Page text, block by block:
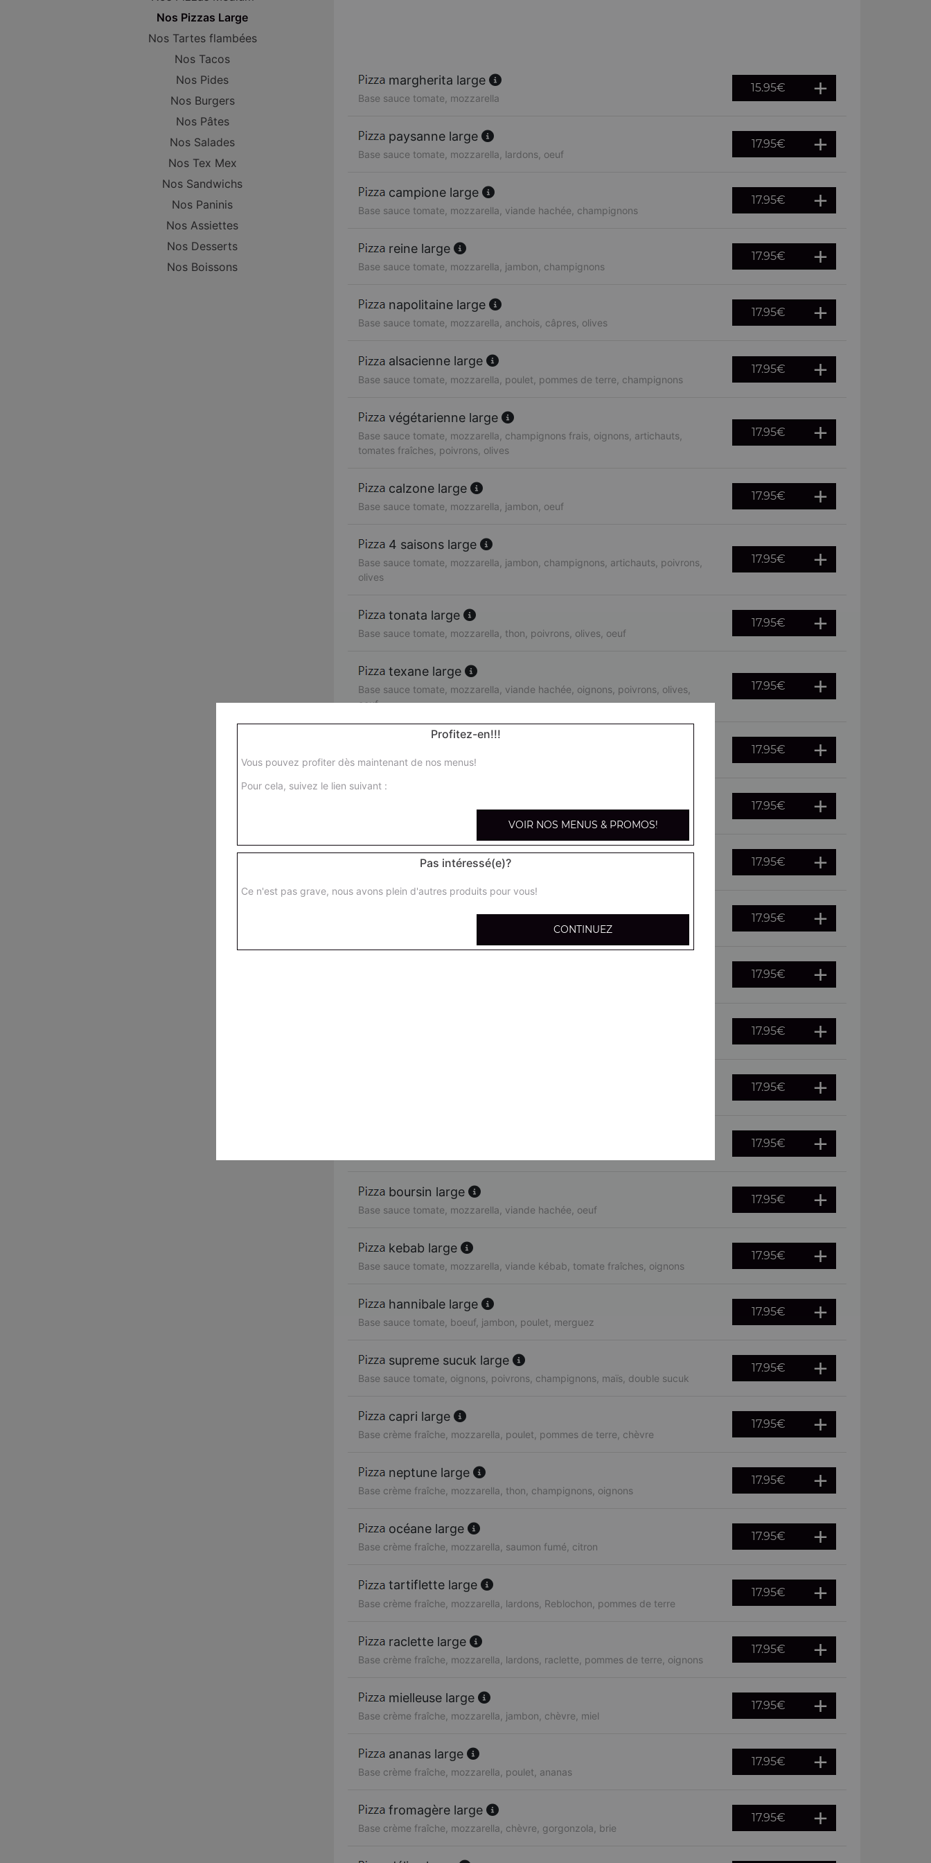
Nos Pizzas Large
Nos Tartes flambées
Nos Tacos
Nos Pides
Nos Burgers
Nos Pâtes
Nos Salades
Nos Tex Mex
Nos Sandwichs
Nos Paninis
Nos Assiettes
Nos Desserts
Nos Boissons
margherita large
Base sauce tomate, mozzarella
15.95€
paysanne large
Base sauce tomate, mozzarella, lardons, oeuf
17.95€
campione large
Base sauce tomate, mozzarella, viande hachée, champignons
17.95€
reine large
Base sauce tomate, mozzarella, jambon, champignons
17.95€
napolitaine large
Base sauce tomate, mozzarella, anchois, câpres, olives
17.95€
alsacienne large
Base sauce tomate, mozzarella, poulet, pommes de terre, champignons
17.95€
végétarienne large
Base sauce tomate, mozzarella, champignons frais, oignons, artichauts,
tomates fraîches, poivrons, olives
17.95€
calzone large
Base sauce tomate, mozzarella, jambon, oeuf
17.95€
4 saisons large
Base sauce tomate, mozzarella, jambon, champignons, artichauts, poivrons,
olives
17.95€
tonata large
Base sauce tomate, mozzarella, thon, poivrons, olives, oeuf
17.95€
texane large
Base sauce tomate, mozzarella, viande hachée, oignons, poivrons, olives,
oeuf
17.95€
orientale large
Base sauce tomate, mozzarella, merguez, poivrons, olives, oeuf
17.95€
17.95€
fruits de mer large
Base sauce tomate, mozzarella, cocktail de fruits de mer, citron
17.95€
arménienne large
Base sauce tomate, mozzarella, pepperoni, feta, tomates fraîches
17.95€
17.95€
17.95€
17.95€
17.95€
boursin large
Base sauce tomate, mozzarella, viande hachée, oeuf
17.95€
kebab large
Base sauce tomate, mozzarella, viande kébab, tomate fraîches, oignons
17.95€
hannibale large
Base sauce tomate, boeuf, jambon, poulet, merguez
17.95€
supreme sucuk large
Base sauce tomate, oignons, poivrons, champignons, maïs, double sucuk
17.95€
capri large
Base crème fraîche, mozzarella, poulet, pommes de terre, chèvre
17.95€
neptune large
Base crème fraîche, mozzarella, thon, champignons, oignons
17.95€
océane large
Base crème fraîche, mozzarella, saumon fumé, citron
17.95€
tartiflette large
Base crème fraîche, mozzarella, lardons, Reblochon, pommes de terre
17.95€
raclette large
Base crème fraîche, mozzarella, lardons, raclette, pommes de terre, oignons
17.95€
mielleuse large
Base crème fraîche, mozzarella, jambon, chèvre, miel
17.95€
ananas large
Base crème fraîche, mozzarella, poulet, ananas
17.95€
fromagère large
Base crème fraîche, mozzarella, chèvre, gorgonzola, brie
17.95€
Profitez-en!!!
Vous pouvez profiter dès maintenant de nos menus!
Pour cela, suivez le lien suivant :
VOIR NOS MENUS & PROMOS!
Pas intéressé(e)?
Ce n'est pas grave, nous avons plein d'autres produits pour vous!
CONTINUEZ